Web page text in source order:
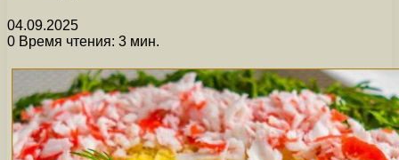
04.09.2025
0 Время чтения: 3 мин.